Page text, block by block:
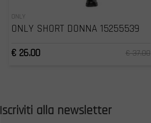
ONLY
ONLY SHORT DONNA 15255539
€ 26.00
€ 37.00
Iscriviti alla newsletter